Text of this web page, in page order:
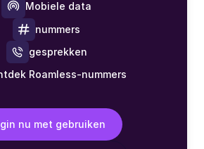
Mobiele data
nummers
gesprekken
Roamless-nummers
nu met gebruiken